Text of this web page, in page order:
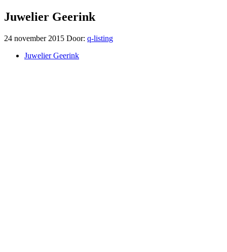
Juwelier Geerink
24 november 2015 Door: q-listing
Juwelier Geerink